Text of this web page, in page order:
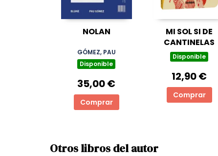
NOLAN
GÓMEZ, PAU
Disponible
35,00 €
Comprar
MI SOL SI DE
CANTINELAS
Disponible
12,90 €
Comprar
Otros libros del autor